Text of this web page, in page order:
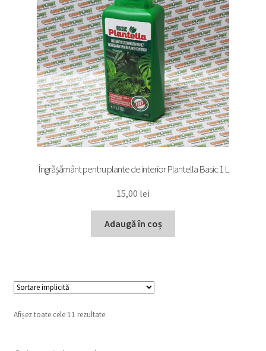
Îngrășământ pentru plante de interior Plantella Basic 1 L
15,00 lei
Adaugă în coș
Afișez toate cele 11 rezultate